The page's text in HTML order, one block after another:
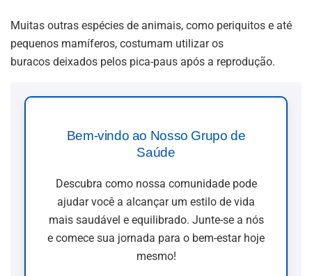
Muitas outras espécies de animais, como periquitos e até
pequenos mamíferos, costumam utilizar os
buracos deixados pelos pica-paus após a reprodução.
Bem-vindo ao Nosso Grupo de
Saúde
Descubra como nossa comunidade pode
ajudar você a alcançar um estilo de vida
mais saudável e equilibrado. Junte-se a nós
e comece sua jornada para o bem-estar hoje
mesmo!